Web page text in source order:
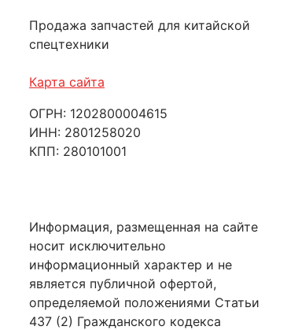
Продажа запчастей для китайской
спецтехники
Карта сайта
ОГРН: 1202800004615
ИНН: 2801258020
КПП: 280101001
Информация, размещенная на сайте
носит исключительно
информационный характер и не
является публичной офертой,
определяемой положениями Статьи
437 (2) Гражданского кодекса